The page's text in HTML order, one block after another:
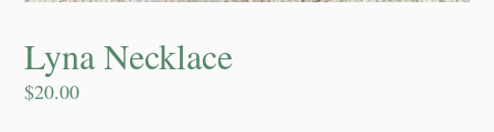
Lyna Necklace
Precio
$20.00